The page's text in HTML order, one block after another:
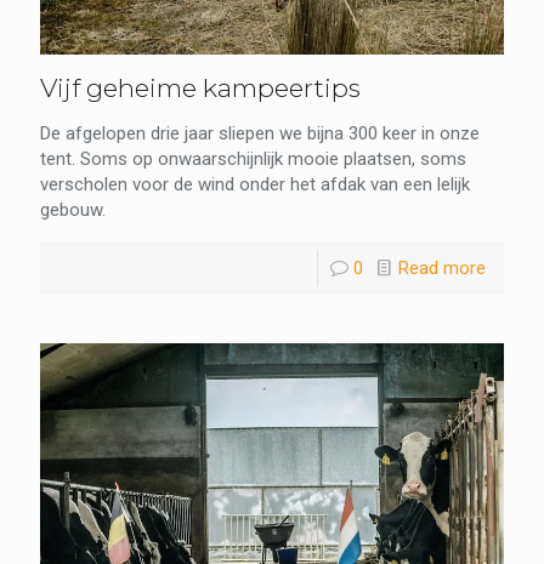
Vijf geheime kampeertips
De afgelopen drie jaar sliepen we bijna 300 keer in onze
tent. Soms op onwaarschijnlijk mooie plaatsen, soms
verscholen voor de wind onder het afdak van een lelijk
gebouw.
0 Read more